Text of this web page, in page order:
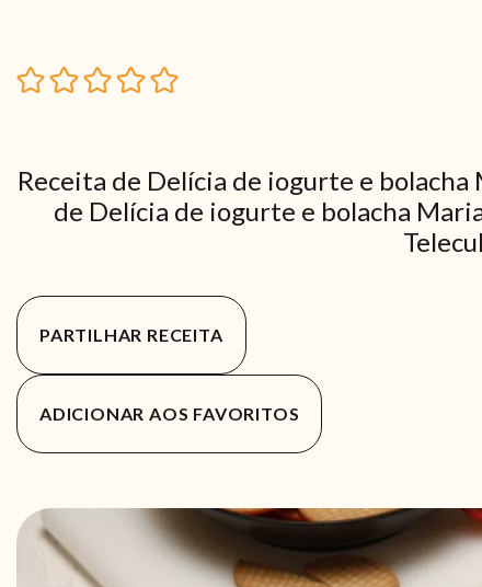
Receita de Delícia de iogurte e
de Delícia de iogurte e bolacha
PARTILHAR RECEITA
ADICIONAR AOS FAVORITOS